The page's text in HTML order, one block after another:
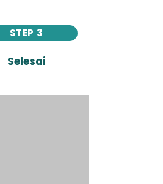
STEP 3
Selesai